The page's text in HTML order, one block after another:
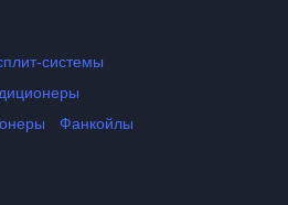
системы
Фанкойлы